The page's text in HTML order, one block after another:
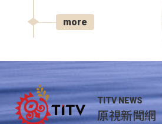
more
TITV NEWS
原視新聞網